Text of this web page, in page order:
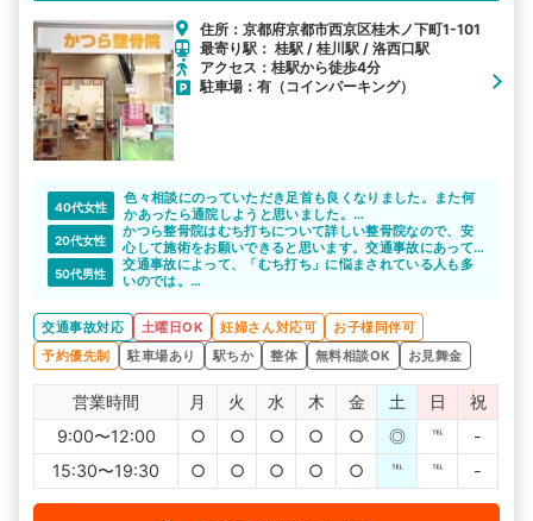
住所：京都府京都市西京区桂木ノ下町1-101
最寄り駅： 桂駅 / 桂川駅 / 洛西口駅
アクセス：桂駅から徒歩4分
駐車場：有（コインパーキング）
40代女性
色々相談にのっていただき足首も良くなりました。また何
かあったら通院しようと思いました。
交通事故や身体の悩みがある方には紹介したいような整骨
院でした。
ありがとうございます。
20代女性
かつら整骨院はむち打ちについて詳しい整骨院なので、安
心して施術をお願いできると思います。交通事故にあって
しまった直後は不安なことや分からないことがたくさんあ
ると思いますが、些細なことでもしっかりと話を聞いてく
50代男性
交通事故によって、「むち打ち」に悩まされている人も多
いのでは。
きます。
交通事故対応 土曜日OK 妊婦さん対応可
お子様同伴可
予約優先制
駐車場あり 駅ちか 整体 無料相談OK お見舞金
営業時間 月 火 水 木 金 土 日
祝
9:00〜12:00
○ ○ ○ ○ ○ ◎ ℡
-
15:30〜19:30
○ ○ ○ ○ ○ ℡ ℡ -